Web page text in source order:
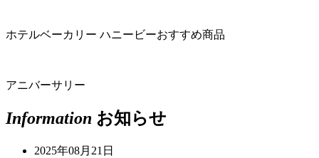
ホテルベーカリー ハニービーおすすめ商品
アニバーサリー
Information お知らせ
2025年08月21日